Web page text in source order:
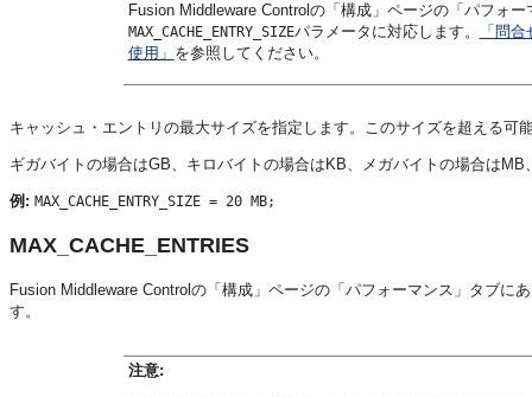
Fusion Middleware Control の「構成」ページの「パフォ
MAX_CACHE_ENTRY_SIZEパラメータに対応します。
「問
使用」 を参照してください。
キャッシュ・エントリの最大サイズを指定します。このサイズを超える
ギガバイトの場合はGB、キロバイトの場合はKB、メガバイトの場合は
例: MAX_CACHE_ENTRY_SIZE = 20 MB;
MAX_CACHE_ENTRIES
Fusion Middleware Control の「構成」ページの「パフォーマンス」タブに
す。
注意: